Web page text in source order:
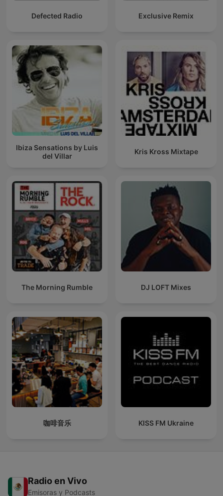
Defected Radio Exclusive Remix
Ibiza Sensations by Luis
del Villar
Kris Kross Mixtape
The Morning Rumble DJ LOFT Mixes
咖啡音乐 KISS FM Ukraine
Radio en Vivo
Emisoras y Podcasts